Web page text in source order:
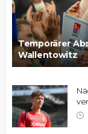
Temporärer
Wallentowitz